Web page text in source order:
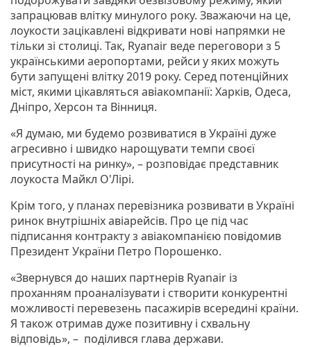
запрацював влітку минулого року. Зважаючи на це,
лоукости зацікавлені відкривати нові напрямки не
тільки зі столиці. Так, Ryanair веде переговори з 5
українськими аеропортами, рейси у яких можуть
бути запущені влітку 2019 року. Серед потенційних
міст, якими цікавляться авіакомпанії: Харків, Одеса,
Дніпро, Херсон та Вінниця.
«Я думаю, ми будемо розвиватися в Україні дуже
агресивно і швидко нарощувати темпи своєї
присутності на ринку», – розповідає представник
лоукоста Майкл О'Лірі.
Крім того, у планах перевізника розвивати в Україні
ринок внутрішніх авіарейсів. Про це під час
підписання контракту з авіакомпанією повідомив
Президент України Петро Порошенко.
«Звернувся до наших партнерів Ryanair із
проханням проаналізувати і створити конкурентні
можливості перевезень пасажирів всередині країни.
Я також отримав дуже позитивну і схвальну
відповідь», – поділився глава держави.